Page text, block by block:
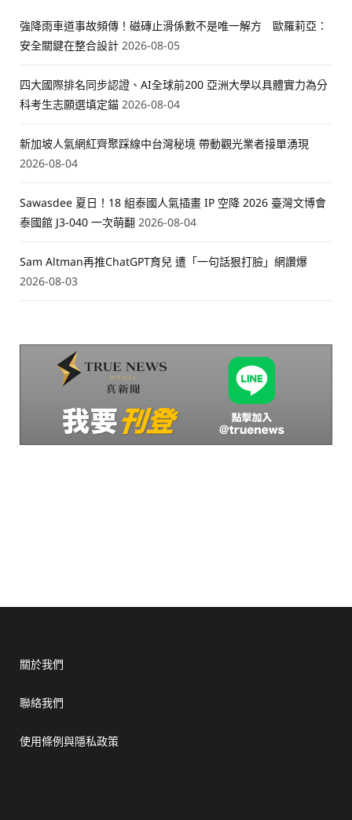
強降雨車道事故頻傳！磁磚止滑係數不是唯一解方 歐羅莉亞：
安全關鍵在整合設計 2026-08-05
四大國際排名同步認證、AI全球前200 亞洲大學以具體實力為分
科考生志願選填定錨 2026-08-04
新加坡人氣網紅齊聚踩線中台灣秘境 帶動觀光業者接單湧現
2026-08-04
Sawasdee 夏日！18 組泰國人氣插畫 IP 空降 2026 臺灣文博會
泰國館 J3-040 一次萌翻 2026-08-04
Sam Altman再推ChatGPT育兒 遭「一句話狠打臉」網讚爆
2026-08-03
關於我們
聯絡我們
使用條例與隱私政策